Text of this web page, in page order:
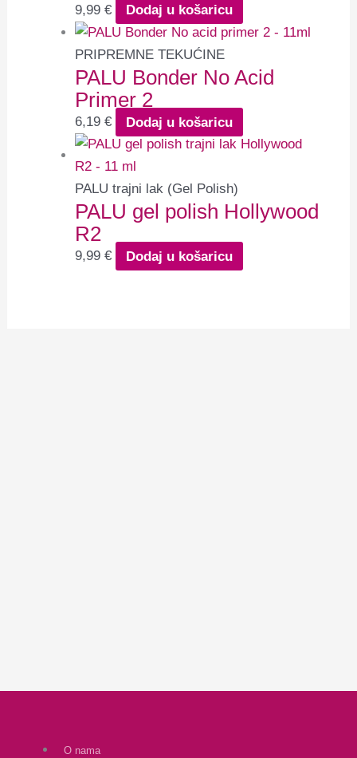
9,99€ Dodaj u košaricu
PRIPREMNE TEKUĆINE
PALU Bonder No Acid
Primer 2
6,19€ Dodaj u košaricu
PALU trajni lak (Gel Polish)
PALU gel polish Hollywood
R2
9,99€ Dodaj u košaricu
O nama